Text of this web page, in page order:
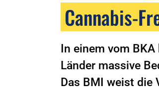
Cannabis-
In einem vom
Länder massive
Das BMI weist